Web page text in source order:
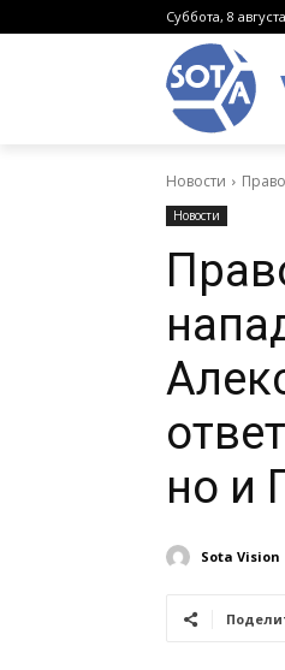
Суббота, 8
Новости
Новости
но и
Sota Vision